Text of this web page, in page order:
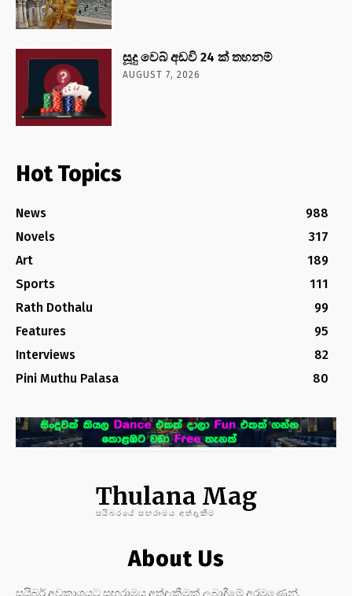
සූදු වෙබ් අඩවි 24 ක් තහනම්
AUGUST 7, 2026
Hot Topics
News
988
Novels
317
Art
189
Sports
111
Rath Dothalu
99
Features
95
Interviews
82
Pini Muthu Palasa
80
Thulana Mag
සයිබරයේ සඟරාමය අත්දැකීම
About Us
සයිබර් අවකාශයට සඟරාමය අත්දැකීමක් ලබාදීමේ අරමුණෙන්,